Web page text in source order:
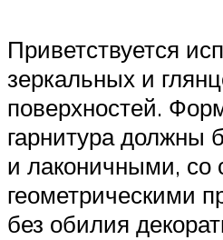
Приветствуется
зеркальных и
поверхностей.
гарнитура должны
и лаконичными, со
геометрическими
без обилия